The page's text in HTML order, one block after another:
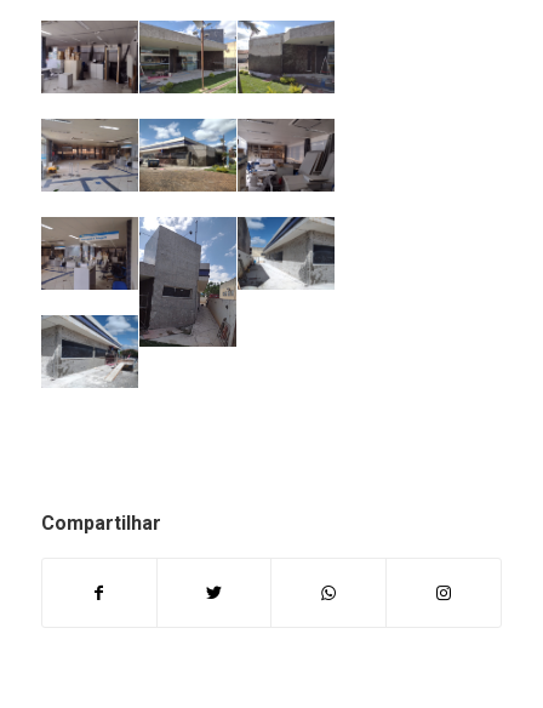
Compartilhar